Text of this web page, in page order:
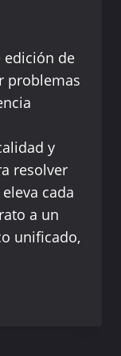
edición de
problemas
y
resolver
cada
a un
unificado,